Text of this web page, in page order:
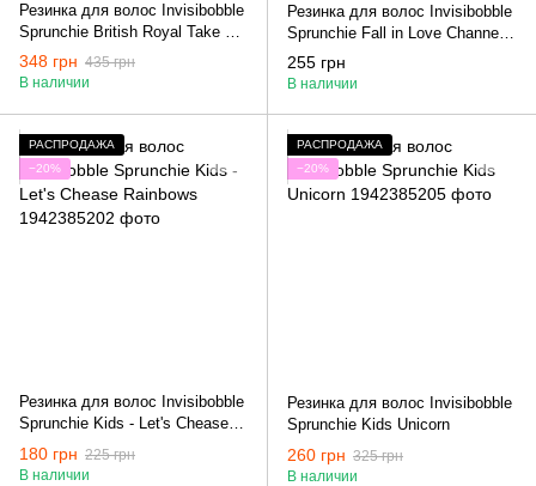
Резинка для волос Invisibobble
Sprunchie British Royal Take A
Bow
348 грн 435 грн
В наличии
Резинка для волос Invisibobble
Sprunchie Fall in Love Channel
the Flannel
255 грн
В наличии
РАСПРОДАЖА
−20%
Резинка для волос Invisibobble
Sprunchie Kids - Let's Chease
Rainbows
180 грн 225 грн
В наличии
РАСПРОДАЖА
−20%
Резинка для волос Invisibobble
Sprunchie Kids Unicorn
260 грн 325 грн
В наличии